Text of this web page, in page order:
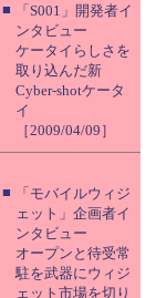
■
「S001」開発者イ
ンタビュー
ケータイらしさを
取り込んだ新
Cyber-shotケータ
イ
［2009/04/09］
■
「モバイルウィジ
ェット」企画者イ
ンタビュー
オープンと待受常
駐を武器にウィジ
ェット市場を切り